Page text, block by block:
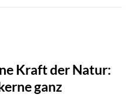
Kraft der Natur:
ganz